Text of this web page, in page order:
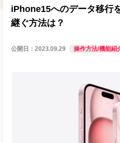
iPhone15へのデータ移行
継ぐ方法は？
公開日：2023.09.29 操作方法/機能紹